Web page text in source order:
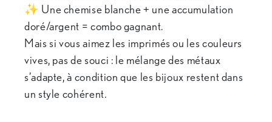
✨ Une chemise blanche + une accumulation
doré/argent = combo gagnant.
Mais si vous aimez les imprimés ou les couleurs
vives, pas de souci : le mélange des métaux
s’adapte, à condition que les bijoux restent dans
un style cohérent.